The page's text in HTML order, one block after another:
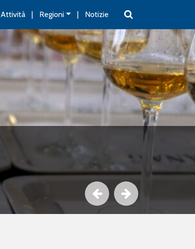
Attività Regioni Notizie